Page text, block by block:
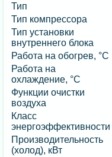
Тип
Тип компрессора
Тип установки
внутреннего блока
Работа на обогрев, °C
Работа на
охлаждение, °C
Функции очистки
воздуха
Класс
энергоэффективности
Производительность
(холод), кВт